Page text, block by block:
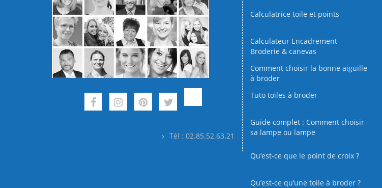
Tél : 02.85.52.63.21
Calculatrice toile et points
Calculateur Encadrement
Broderie & canevas
Comment choisir la bonne aiguille
à broder
Tuto toiles à broder
Guide complet : Comment choisir
sa lampe ou lampe
Qu’est-ce que le point de croix ?
Qu’est‑ce qu’une toile à broder ?